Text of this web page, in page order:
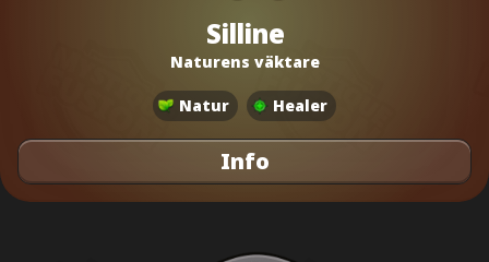
Silline
Naturens väktare
Natur Healer
Info